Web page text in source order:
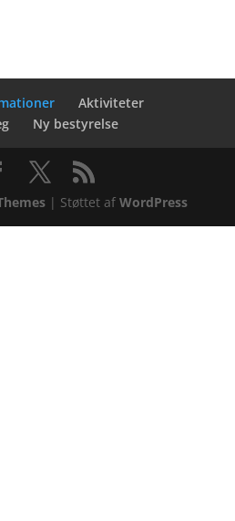
Aktiviteter
Ny bestyrelse
| Støttet afWordPress